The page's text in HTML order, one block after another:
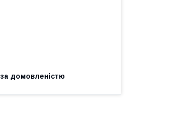
за домовленістю